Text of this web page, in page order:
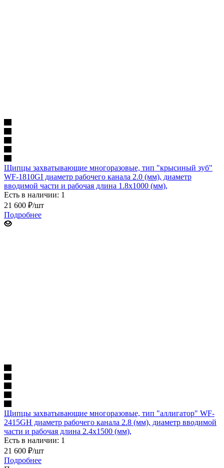
Щипцы захватывающие многоразовые, тип "крысиный зуб"
WF-1810GI диаметр рабочего канала 2.0 (мм), диаметр
вводимой части и рабочая длина 1.8х1000 (мм),
Есть в наличии: 1
21 600 ₽/шт
Подробнее
Щипцы захватывающие многоразовые, тип "аллигатор" WF-
2415GH диаметр рабочего канала 2.8 (мм), диаметр вводимой
части и рабочая длина 2.4х1500 (мм),
Есть в наличии: 1
21 600 ₽/шт
Подробнее